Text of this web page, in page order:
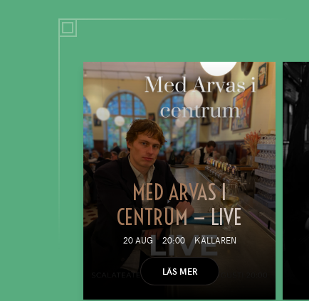
MED ARVAS I
CENTRUM — LIVE
20 AUG 20:00 KÄLLAREN
LÄS MER